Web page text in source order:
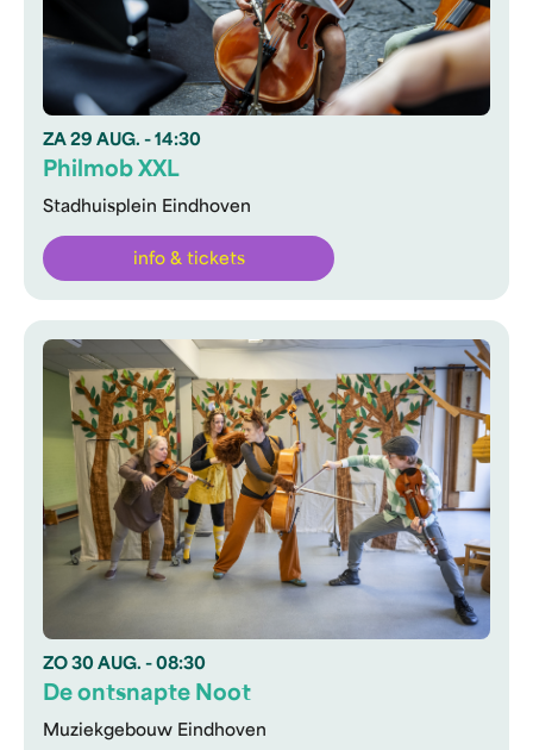
ZA 29 AUG. - 14:30
Stadhuisplein Eindhoven
Philmob XXL
info & tickets
ZO 30 AUG. - 08:30
Muziekgebouw Eindhoven
De ontsnapte Noot